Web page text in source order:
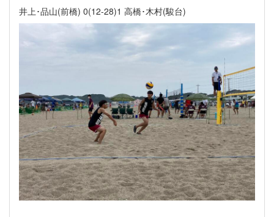
井上･品山(前橋) 0(12-28)1 高橋･木村(駿台)